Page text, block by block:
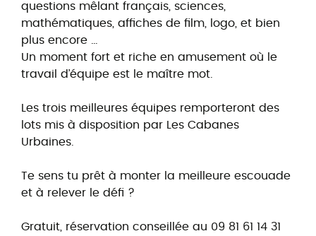
questions mêlant français, sciences,
mathématiques, affiches de film, logo, et bien
plus encore …
Un moment fort et riche en amusement où le
travail d’équipe est le maître mot.
Les trois meilleures équipes remporteront des
lots mis à disposition par Les Cabanes
Urbaines.
Te sens tu prêt à monter la meilleure escouade
et à relever le défi ?
Gratuit, réservation conseillée au 09 81 61 14 31